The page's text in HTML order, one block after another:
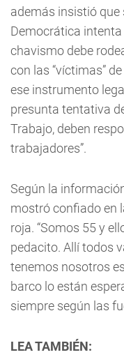
además insistió que
Democrática intenta
chavismo debe
con las “víctimas”
ese instrumento
presunta tentativa
Trabajo, deben
trabajadores”.
Según la
mostró confiado en
roja. “Somos 55 y
pedacito. Allí todos
tenemos nosotros
barco lo están
siempre según las
LEA TAMBIÉN: